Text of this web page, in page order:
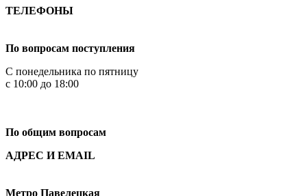
ТЕЛЕФОНЫ
По вопросам поступления
С понедельника по пятницу
с 10:00 до 18:00
По общим вопросам
АДРЕС И EMAIL
Метро Павелецкая